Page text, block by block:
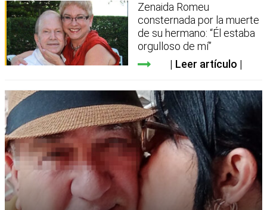
Zenaida Romeu
consternada por la muerte
de su hermano: “Él estaba
orgulloso de mí”
Leer artículo